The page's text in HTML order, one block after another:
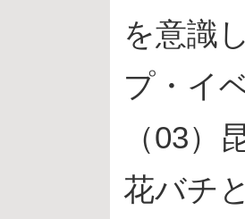
を意識
プ・イ
（03）
花バチ